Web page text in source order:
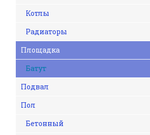
Котлы
Радиаторы
Площадка
Батут
Подвал
Пол
Бетонный